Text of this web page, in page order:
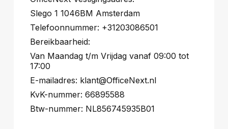
Slego 1 1046BM Amsterdam
Telefoonnummer: +31203086501
Bereikbaarheid:
Van Maandag t/m Vrijdag vanaf 09:00 tot
17:00
E-mailadres: klant@OfficeNext.nl
KvK-nummer: 66895588
Btw-nummer: NL856745935B01